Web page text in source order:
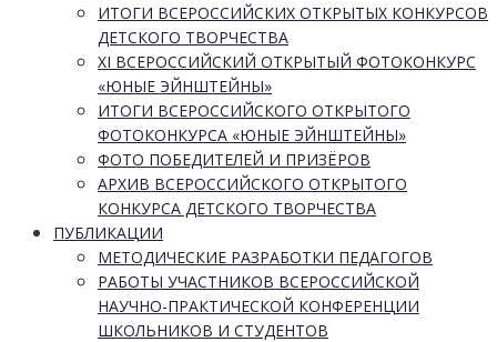
ИТОГИ ВСЕРОССИЙСКИХ ОТКРЫТЫХ КОНКУРСОВ
ДЕТСКОГО ТВОРЧЕСТВА
XI ВСЕРОССИЙСКИЙ ОТКРЫТЫЙ ФОТОКОНКУРС
«ЮНЫЕ ЭЙНШТЕЙНЫ»
ИТОГИ ВСЕРОССИЙСКОГО ОТКРЫТОГО
ФОТОКОНКУРСА «ЮНЫЕ ЭЙНШТЕЙНЫ»
ФОТО ПОБЕДИТЕЛЕЙ И ПРИЗЁРОВ
АРХИВ ВСЕРОССИЙСКОГО ОТКРЫТОГО
КОНКУРСА ДЕТСКОГО ТВОРЧЕСТВА
ПУБЛИКАЦИИ
МЕТОДИЧЕСКИЕ РАЗРАБОТКИ ПЕДАГОГОВ
РАБОТЫ УЧАСТНИКОВ ВСЕРОССИЙСКОЙ
НАУЧНО-ПРАКТИЧЕСКОЙ КОНФЕРЕНЦИИ
ШКОЛЬНИКОВ И СТУДЕНТОВ